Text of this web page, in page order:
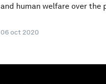
and human welfare over the
06 oct 2020